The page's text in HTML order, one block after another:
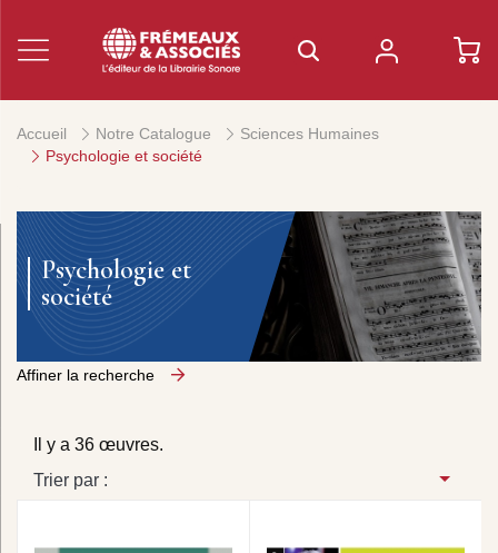
Accueil Notre Catalogue
Sciences Humaines
Psychologie et société
Psychologie et
société
Affiner la recherche
Il y a 36 œuvres.
Trier par :